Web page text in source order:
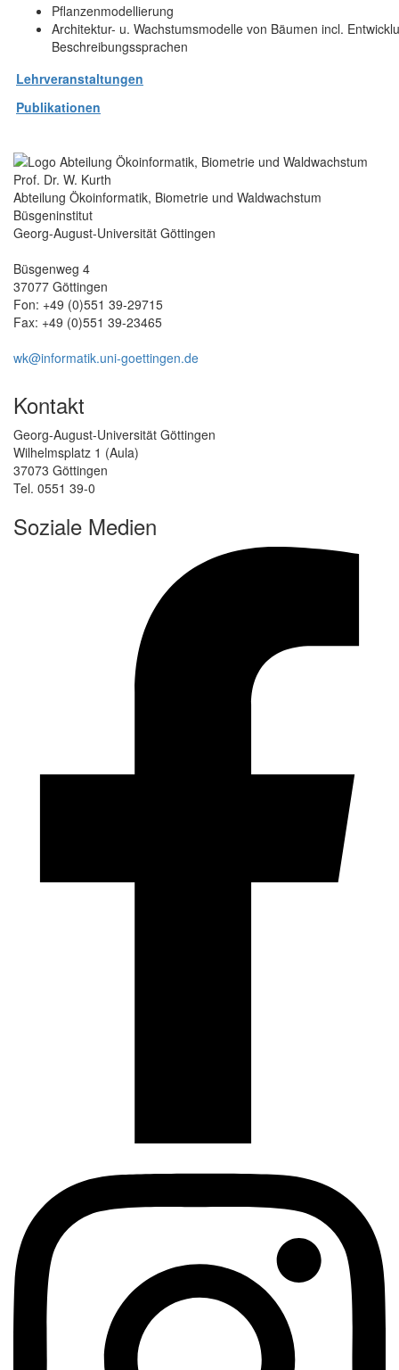
Pflanzenmodellierung
Architektur- u. Wachstumsmodelle von Bäumen incl.
Beschreibungssprachen
Lehrveranstaltungen
Publikationen
Prof. Dr. W. Kurth
Abteilung Ökoinformatik, Biometrie und Waldwachstum
Büsgeninstitut
Georg-August-Universität Göttingen
Büsgenweg 4
37077 Göttingen
Fon: +49 (0)551 39-29715
Fax: +49 (0)551 39-23465
wk@informatik.uni-goettingen.de
Kontakt
Georg-August-Universität Göttingen
Wilhelmsplatz 1 (Aula)
37073 Göttingen
Tel. 0551 39-0
Soziale Medien